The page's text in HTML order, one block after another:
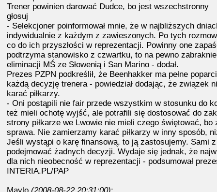
Trener powinien darować Dudce, bo jest wszechstronny
głosuj
- Selekcjoner poinformował mnie, że w najbliższych
indywidualnie z każdym z zawieszonych. Po tych
co do ich przyszłości w reprezentacji. Powinny one
podtrzyma stanowisko z czwartku, to na pewno
eliminacji MŚ ze Słowenią i San Marino - dodał.
Prezes PZPN podkreślił, że Beenhakker ma pełne
każdą decyzję trenera - powiedział dodając, że związek
karać piłkarzy.
- Oni postąpili nie fair przede wszystkim w stosunku do
też mieli ochotę wyjść, ale potrafili się dostosować do
strony piłkarze we Lwowie nie mieli czego świętować, bo
sprawa. Nie zamierzamy karać piłkarzy w inny sposób,
Jeśli wystąpi o karę finansową, to ją zastosujemy. Sami
podejmować żadnych decyzji. Wydaje się jednak, że
dla nich nieobecność w reprezentacji - podsumował
INTERIA.PL/PAP